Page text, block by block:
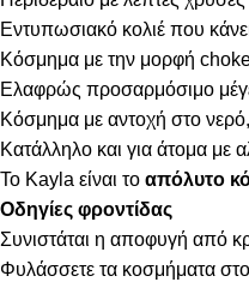
Εντυπωσιακό κολιέ που
Κόσμημα με την μορφή
Ελαφρώς προσαρμόσιμο
Κόσμημα με αντοχή στο νερό,
Κατάλληλο και για άτομα με
Το Kayla είναι το απόλυτο
Οδηγίες φροντίδας
Συνιστάται η αποφυγή από
Φυλάσσετε τα κοσμήματα